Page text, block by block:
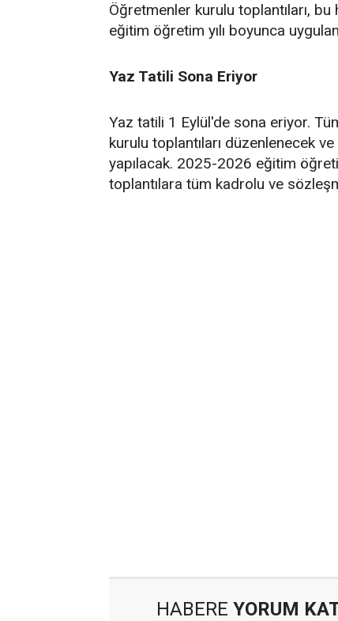
Öğretmenler kurulu toplantıları,
eğitim öğretim yılı boyunca
Yaz Tatili Sona Eriyor
Yaz tatili 1 Eylül'de sona eriyor.
kurulu toplantıları düzenlenecek
yapılacak. 2025-2026 eğitim
toplantılara tüm kadrolu ve
HABERE YORUM